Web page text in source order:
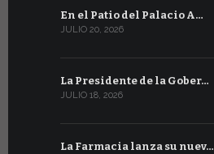
En el Patio del Palacio A…
JULIO 20, 2026
La Presidente de la Gober…
JULIO 18, 2026
La Farmacia lanza su nuev…